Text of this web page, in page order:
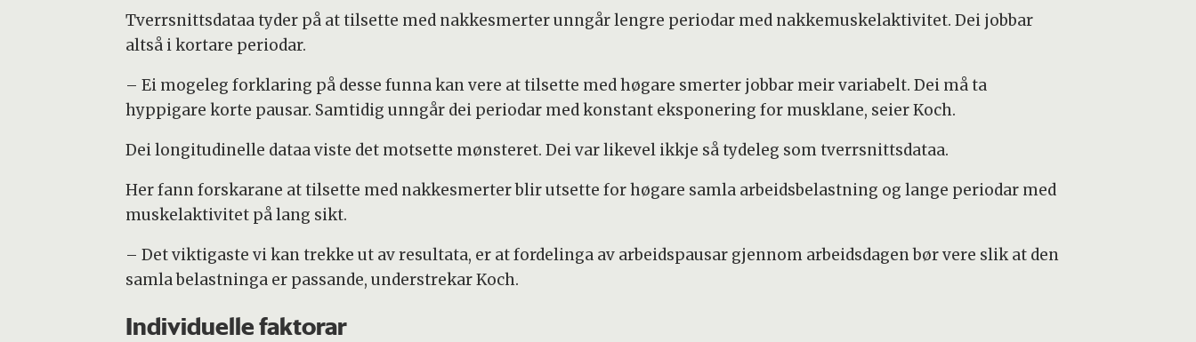
Tverrsnittsdataa tyder på at tilsette med nakkesmerter unngår lengre periodar med nakkemuskelaktivitet. Dei jobbar
altså i kortare periodar.
– Ei mogeleg forklaring på desse funna kan vere at tilsette med høgare smerter jobbar meir variabelt. Dei må ta
hyppigare korte pausar. Samtidig unngår dei periodar med konstant eksponering for musklane, seier Koch.
Dei longitudinelle dataa viste det motsette mønsteret. Dei var likevel ikkje så tydeleg som tverrsnittsdataa.
Her fann forskarane at tilsette med nakkesmerter blir utsette for høgare samla arbeidsbelastning og lange periodar med
muskelaktivitet på lang sikt.
– Det viktigaste vi kan trekke ut av resultata, er at fordelinga av arbeidspausar gjennom arbeidsdagen bør vere slik at den
samla belastninga er passande, understrekar Koch.
Individuelle faktorar